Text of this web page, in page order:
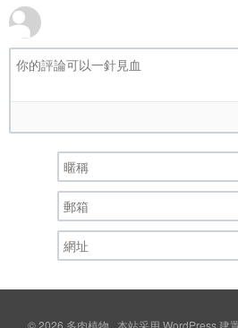
© 2026 多肉植物 本站采用 WordPress建